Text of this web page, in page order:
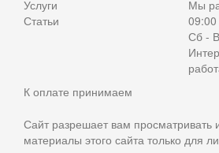
Услуги
Статьи
Мы
Сб -
К оплате принимаем
Сайт разрешает вам просматривать
материалы этого сайта только для